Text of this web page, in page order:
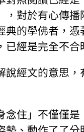
，對於有心傳播
典的學佛者，憑
已經是完全不合
說經文的意思，
念住」不僅僅是